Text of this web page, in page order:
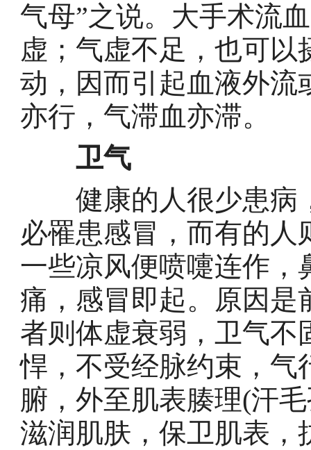
气母”之说。大手术流
虚；气虚不足，也可
动，因而引起血液外流
亦行，气滞血亦滞。
卫气
健康的人很少患病
必罹患感冒，而有的
一些凉风便喷嚏连作，
痛，感冒即起。原因是
者则体虚衰弱，卫气不
悍，不受经脉约束，气
腑，外至肌表腠理(汗
滋润肌肤，保卫肌表，